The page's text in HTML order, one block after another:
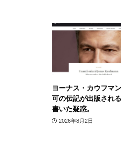
ヨーナス・カウフマ
可の伝記が出版され
書いた疑惑。
2026年8月2日